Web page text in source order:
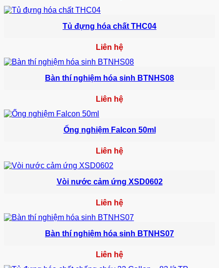
Tủ đựng hóa chất THC04
Liên hệ
Bàn thí nghiệm hóa sinh BTNHS08
Liên hệ
Ống nghiệm Falcon 50ml
Liên hệ
Vòi nước cảm ứng XSD0602
Liên hệ
Bàn thí nghiệm hóa sinh BTNHS07
Liên hệ